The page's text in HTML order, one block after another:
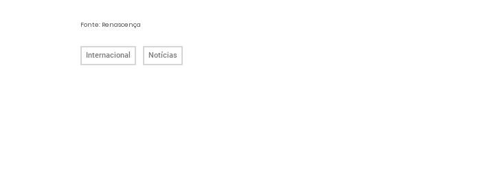
Fonte: Renascença
Internacional Notícias